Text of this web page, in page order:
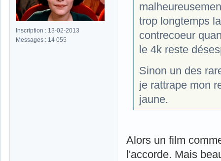
Inscription : 13-02-2013
Messages : 14 055
trop longtemps
contrecoeur
le 4k reste
Sinon un des
je rattrape mon
jaune.
Alors un film
l'accorde. Mais